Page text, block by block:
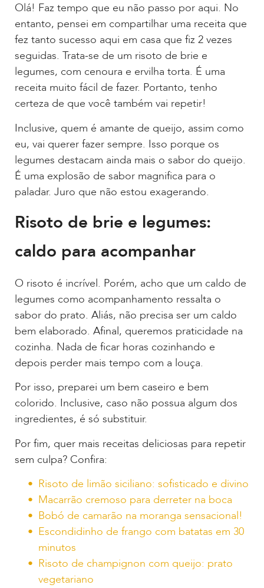
Olá! Faz tempo que eu não passo por aqui. No
entanto, pensei em compartilhar uma receita que
fez tanto sucesso aqui em casa que fiz 2 vezes
seguidas. Trata-se de um risoto de brie e
legumes, com cenoura e ervilha torta. É uma
receita muito fácil de fazer. Portanto, tenho
certeza de que você também vai repetir!
Inclusive, quem é amante de queijo, assim como
eu, vai querer fazer sempre. Isso porque os
legumes destacam ainda mais o sabor do queijo.
É uma explosão de sabor magnifica para o
paladar. Juro que não estou exagerando.
Risoto de brie e legumes:
caldo para acompanhar
O risoto é incrível. Porém, acho que um caldo de
legumes como acompanhamento ressalta o
sabor do prato. Aliás, não precisa ser um caldo
bem elaborado. Afinal, queremos praticidade na
cozinha. Nada de ficar horas cozinhando e
depois perder mais tempo com a louça.
Por isso, preparei um bem caseiro e bem
colorido. Inclusive, caso não possua algum dos
ingredientes, é só substituir.
Por fim, quer mais receitas deliciosas para repetir
sem culpa? Confira:
Risoto de limão siciliano: sofisticado e divino
Macarrão cremoso para derreter na boca
Bobó de camarão na moranga sensacional!
Escondidinho de frango com batatas em 30
minutos
Risoto de champignon com queijo: prato
vegetariano